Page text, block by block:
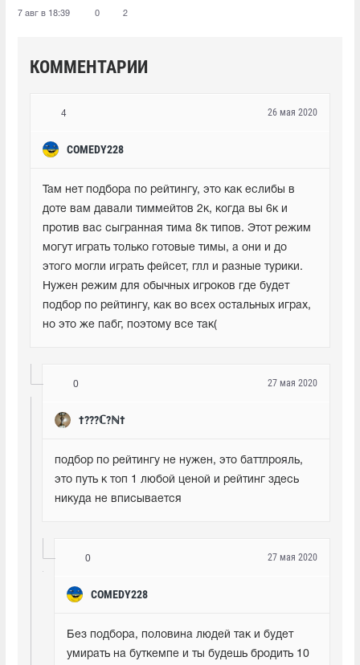
7 авг в 18:39 0 2
КОММЕНТАРИИ
4
COMEDY228
26 мая 2020
Там нет подбора по рейтингу, это как еслибы в
доте вам давали тиммейтов 2к, когда вы 6к и
против вас сыгранная тима 8к типов. Этот режим
могут играть только готовые тимы, а они и до
этого могли играть фейсет, глл и разные турики.
Нужен режим для обычных игроков где будет
подбор по рейтингу, как во всех остальных играх,
но это же пабг, поэтому все так(
0
†???ℂ?ℕ†
27 мая 2020
подбор по рейтингу не нужен, это баттлрояль,
это путь к топ 1 любой ценой и рейтинг здесь
никуда не вписывается
0
COMEDY228
27 мая 2020
Без подбора, половина людей так и будет
умирать на буткемпе и ты будешь бродить 10